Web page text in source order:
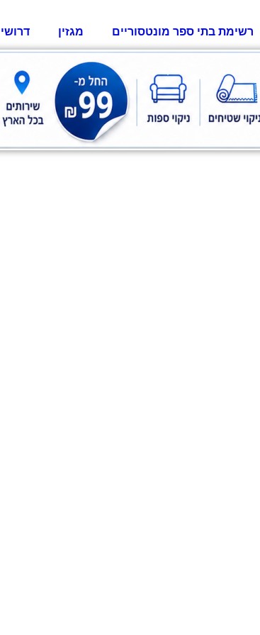
רשימת בתי ספר מונטסוריים מגזין